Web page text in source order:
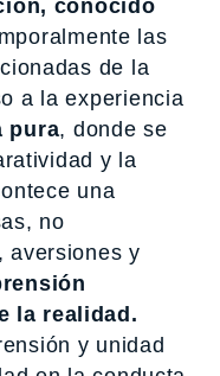
conocido
las
de la
a la experiencia
pura, donde se
y la
una
no
aversiones y
la realidad.
y unidad